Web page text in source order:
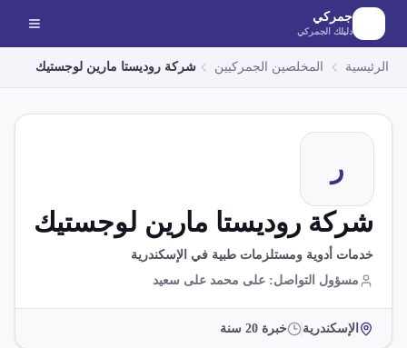
الانتقال إلى المحتوى الرئيسي
جمركي
دليلك الجمركي
الرئيسية المخلصين الجمركيين شركة روديستا مارين لوجستيك
ر
شركة روديستا مارين لوجستيك
خدمات أدوية ومستلزمات طبية في الإسكندرية
مسؤول التواصل: على محمد على سعيد
الإسكندرية خبرة 20 سنة